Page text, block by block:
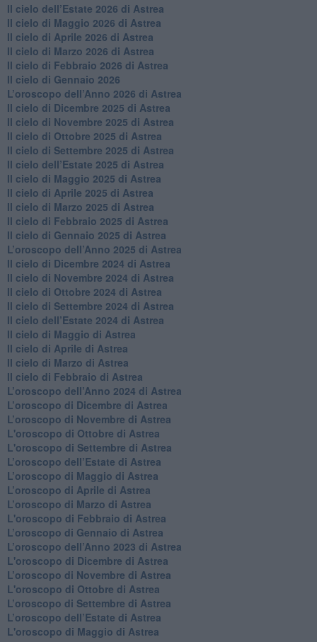
​Il cielo dell’Estate 2026 di Astrea
​Il cielo di Maggio 2026 di Astrea
​Il cielo di Aprile 2026 di Astrea
​Il cielo di Marzo 2026 di Astrea
​Il cielo di Febbraio 2026 di Astrea
Il cielo di Gennaio 2026
​L’oroscopo dell’Anno 2026 di Astrea
​Il cielo di Dicembre 2025 di Astrea
​Il cielo di Novembre 2025 di Astrea
​Il cielo di Ottobre 2025 di Astrea
Il cielo di Settembre 2025 di Astrea
Il cielo dell’Estate 2025 di Astrea
​Il cielo di Maggio 2025 di Astrea
​Il cielo di Aprile 2025 di Astrea
Il cielo di Marzo 2025 di Astrea
​Il cielo di Febbraio 2025 di Astrea
Il cielo di Gennaio 2025 di Astrea
​L’oroscopo dell’Anno 2025 di Astrea
​Il cielo di Dicembre 2024 di Astrea
Il cielo di Novembre 2024 di Astrea
​Il cielo di Ottobre 2024 di Astrea
​Il cielo di Settembre 2024 di Astrea
Il cielo dell’Estate 2024 di Astrea
Il cielo di Maggio di Astrea
Il cielo di Aprile di Astrea
​Il cielo di Marzo di Astrea
​Il cielo di Febbraio di Astrea
​L’oroscopo dell’Anno 2024 di Astrea
​L’oroscopo di Dicembre di Astrea
​L’oroscopo di Novembre di Astrea
L'oroscopo di Ottobre di Astrea
L'oroscopo di Settembre di Astrea
L’oroscopo dell’Estate di Astrea
​L’oroscopo di Maggio di Astrea
​L’oroscopo di Aprile di Astrea
L’oroscopo di Marzo di Astrea
L'oroscopo di Febbraio di Astrea
​L’oroscopo di Gennaio di Astrea
​L’oroscopo dell’Anno 2023 di Astrea
L'oroscopo di Dicembre di Astrea
L’oroscopo di Novembre di Astrea
L'oroscopo di Ottobre di Astrea
​L’oroscopo di Settembre di Astrea
​L’oroscopo dell’Estate di Astrea
L'oroscopo di Maggio di Astrea